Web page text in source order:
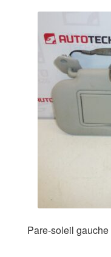
Pare-soleil